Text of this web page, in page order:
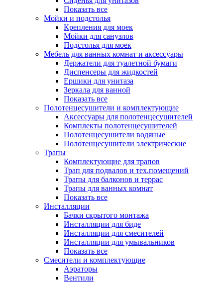
Показать все
Мойки и подстолья
Крепления для моек
Мойки для санузлов
Подстолья для моек
Мебель для ванных комнат и аксессуары
Держатели для туалетной бумаги
Диспенсеры для жидкостей
Ершики для унитаза
Зеркала для ванной
Показать все
Полотенцесушители и комплектующие
Аксессуары для полотенцесушителей
Комплекты полотенцесушителей
Полотенцесушители водяные
Полотенцесушители электрические
Трапы
Комплектующие для трапов
Трап для подвалов и тех.помещений
Трапы для балконов и террас
Трапы для ванных комнат
Показать все
Инсталляции
Бачки скрытого монтажа
Инсталляции для биде
Инсталляции для смесителей
Инсталляции для умывальников
Показать все
Смесители и комплектующие
Аэраторы
Вентили